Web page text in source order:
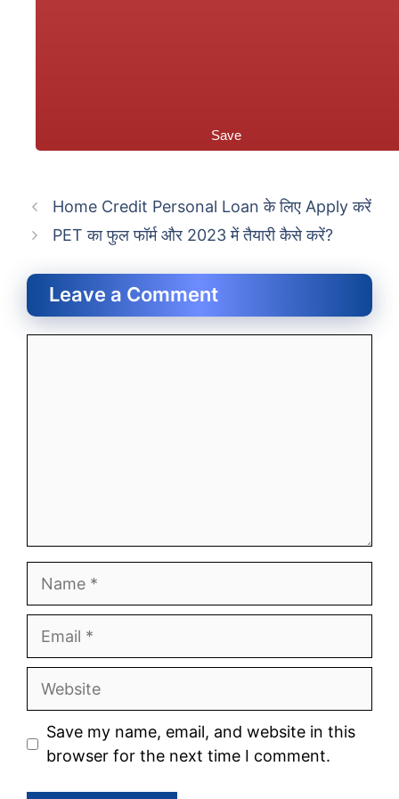
Save
Home Credit Personal Loan के लिए Apply करें
PET का फुल फॉर्म और 2023 में तैयारी कैसे करें?
Leave a Comment
Save my name, email, and website in this
browser for the next time I comment.